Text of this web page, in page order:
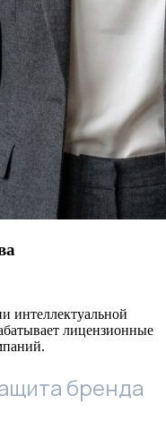
интеллектуальной
лицензионные
бренда